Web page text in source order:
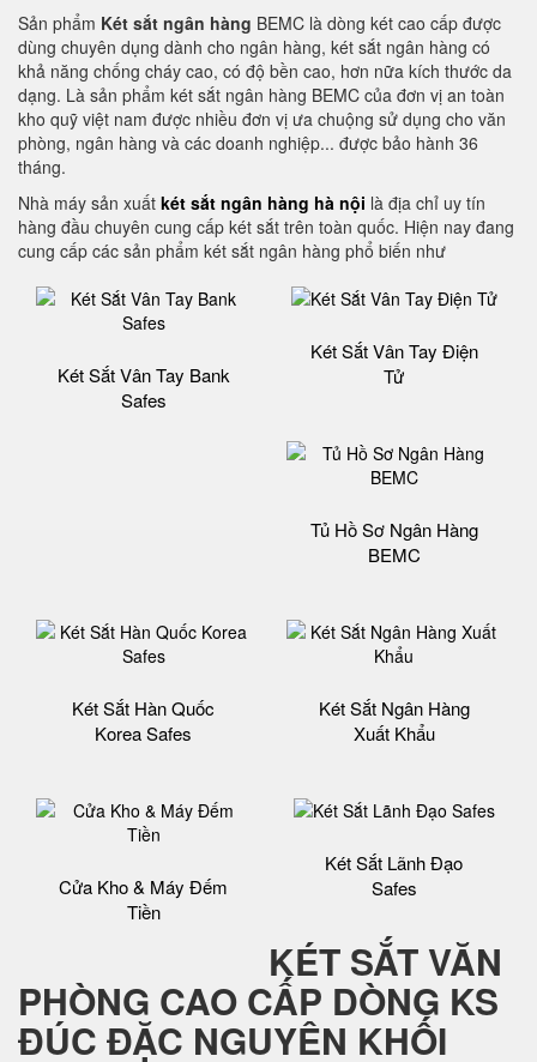
Sản phẩm Két sắt ngân hàng BEMC là dòng két cao cấp được
dùng chuyên dụng dành cho ngân hàng, két sắt ngân hàng có
khả năng chống cháy cao, có độ bền cao, hơn nữa kích thước da
dạng. Là sản phẩm két sắt ngân hàng BEMC của đơn vị an toàn
kho quỹ việt nam được nhiều đơn vị ưa chuộng sử dụng cho văn
phòng, ngân hàng và các doanh nghiệp... được bảo hành 36
tháng.
Nhà máy sản xuất két sắt ngân hàng hà nội là địa chỉ uy tín
hàng đầu chuyên cung cấp két sắt trên toàn quốc. Hiện nay đang
cung cấp các sản phẩm két sắt ngân hàng phổ biến như
Két Sắt Vân Tay Bank
Safes
Két Sắt Vân Tay Điện
Tử
Tủ Hồ Sơ Ngân Hàng
BEMC
Két Sắt Hàn Quốc
Korea Safes
Két Sắt Ngân Hàng
Xuất Khẩu
Cửa Kho & Máy Đếm
Tiền
Két Sắt Lãnh Đạo
Safes
KÉT SẮT VĂN
PHÒNG CAO CẤP DÒNG KS
ĐÚC ĐẶC NGUYÊN KHỐI